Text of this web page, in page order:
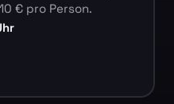
€ pro Person.